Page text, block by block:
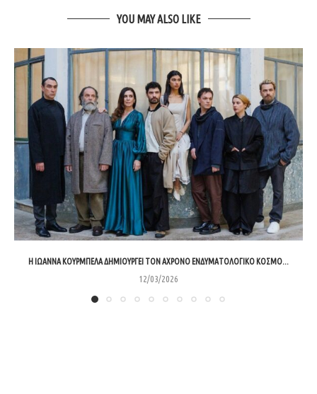
YOU MAY ALSO LIKE
Η ΙΩΆΝΝΑ ΚΟΥΡΜΠΈΛΑ ΔΗΜΙΟΥΡΓΕΊ ΤΟΝ ΆΧΡΟΝΟ ΕΝΔΥΜΑΤΟΛΟΓΙΚΌ ΚΌΣΜΟ...
12/03/2026